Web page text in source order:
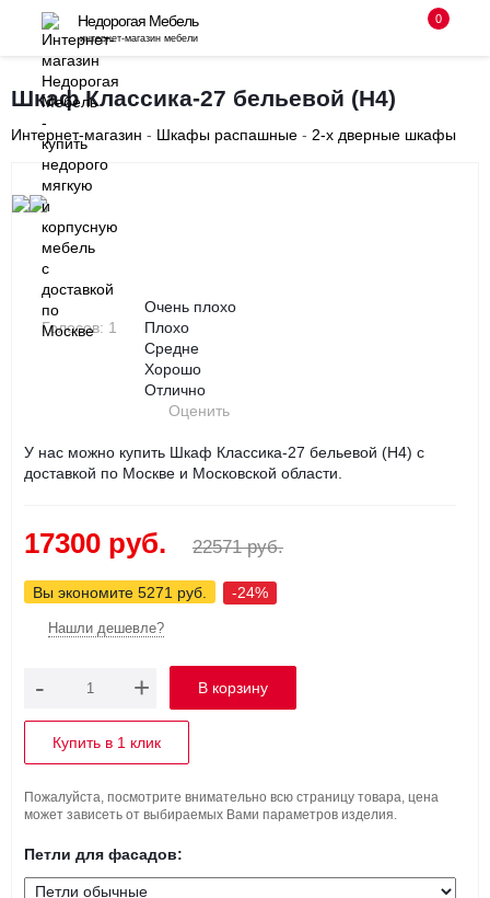
Недорогая Мебель
интернет-магазин мебели
8 (495) 255-08-94
с 10-00 до 18-00 без выходных
Заказать звонок
0
Шкаф Классика-27 бельевой (Н4)
Интернет-магазин - Шкафы распашные - 2-х дверные шкафы
‹
Голосов: 1
Очень плохо
Плохо
Средне
Хорошо
Отлично
Оценить
У нас можно купить Шкаф Классика-27 бельевой (Н4) с
доставкой по Москве и Московской области.
17300 руб. 22571 руб.
Вы экономите 5271 руб. -24%
Нашли дешевле?
- +
Купить в 1 клик
Пожалуйста, посмотрите внимательно всю страницу товара, цена
может зависеть от выбираемых Вами параметров изделия.
Петли для фасадов: